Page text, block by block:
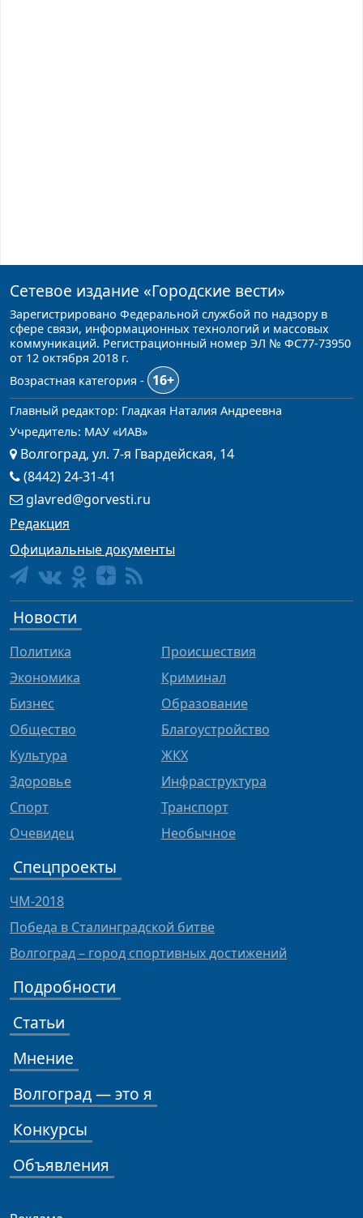
Сетевое издание «Городские вести»
Зарегистрировано Федеральной службой по надзору в
сфере связи, информационных технологий и массовых
коммуникаций. Регистрационный номер ЭЛ № ФС77-73950
от 12 октября 2018 г.
Возрастная категория -
16+
Главный редактор: Гладкая Наталия Андреевна
Учредитель: МАУ «ИАВ»
Волгоград, ул. 7-я Гвардейская, 14
(8442) 24-31-41
glavred@gorvesti.ru
Редакция
Официальные документы
Новости
Политика
Экономика
Бизнес
Общество
Культура
Здоровье
Спорт
Очевидец
Происшествия
Криминал
Образование
Благоустройство
ЖКХ
Инфраструктура
Транспорт
Необычное
Спецпроекты
ЧМ-2018
Победа в Сталинградской битве
Волгоград – город спортивных достижений
Подробности
Статьи
Мнение
Волгоград — это я
Конкурсы
Объявления